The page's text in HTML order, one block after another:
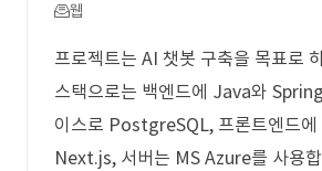
웹
프로젝트는 AI 챗봇 구축을 목표로
스택으로는 백엔드에 Java와
이스로 PostgreSQL, 프론트엔드
Next.js, 서버는 MS Azure를 사용